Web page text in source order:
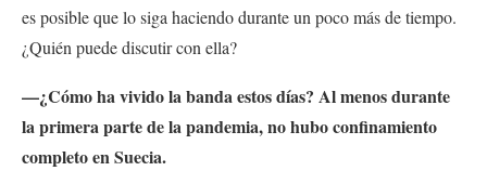
es posible que lo siga haciendo durante un poco más de tiempo.
¿Quién puede discutir con ella?
—¿Cómo ha vivido la banda estos días? Al menos durante
la primera parte de la pandemia, no hubo confinamiento
completo en Suecia.